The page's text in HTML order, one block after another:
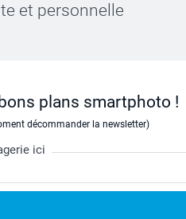
et personnelle
plans smartphoto !
décommander la newsletter)
ici